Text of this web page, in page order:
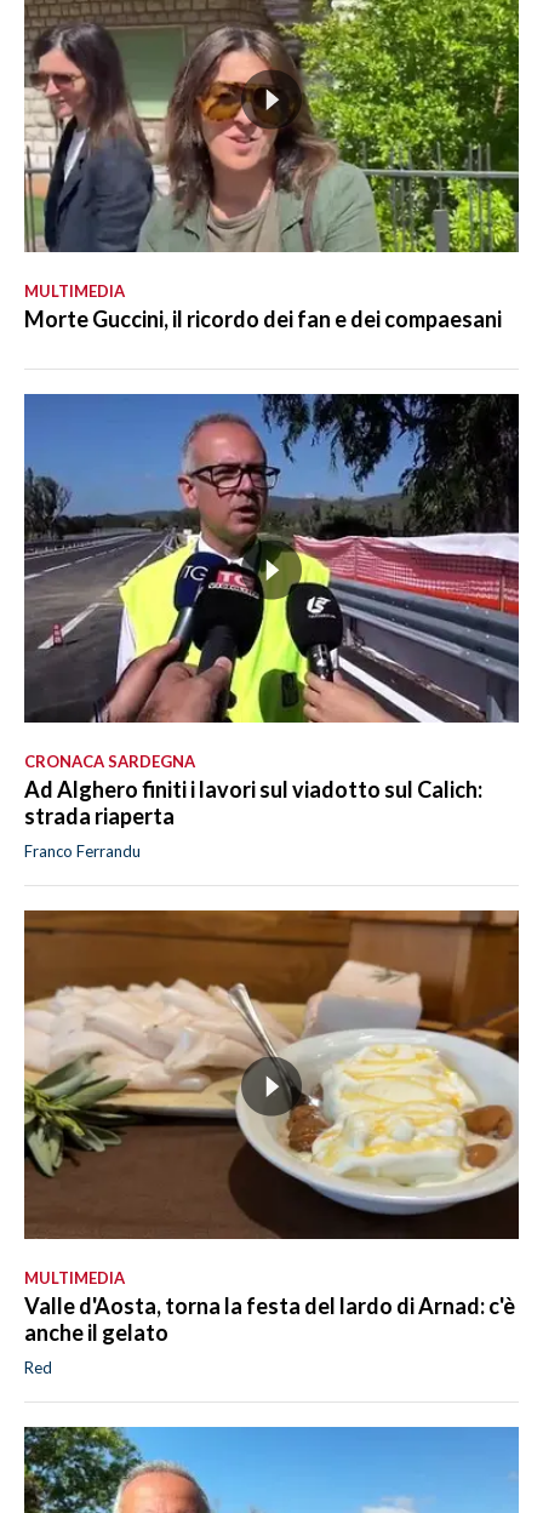
MULTIMEDIA
Morte Guccini, il ricordo dei fan e dei compaesani
CRONACA SARDEGNA
Ad Alghero finiti i lavori sul viadotto sul Calich:
strada riaperta
Franco Ferrandu
MULTIMEDIA
Valle d'Aosta, torna la festa del lardo di Arnad: c'è
anche il gelato
Red